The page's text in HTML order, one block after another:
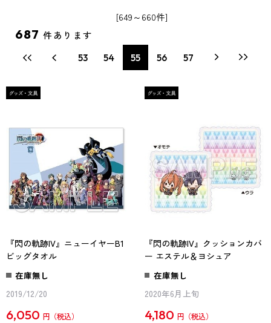
[649～660件]
687 件あります
53 54 55 56 57
『閃の軌跡IV』ニューイヤーB1
ビッグタオル
在庫無し
2019/12/20
6,050 円
『閃の軌跡IV』クッションカバ
ー エステル＆ヨシュア
在庫無し
2020年6月上旬
4,180 円